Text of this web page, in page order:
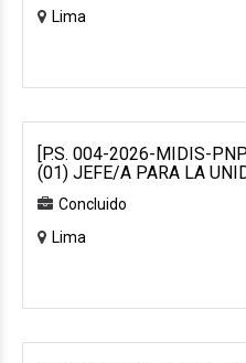
Lima
[P.S. 004-2026-MIDIS-
(01) JEFE/A PARA LA
Concluido
Lima